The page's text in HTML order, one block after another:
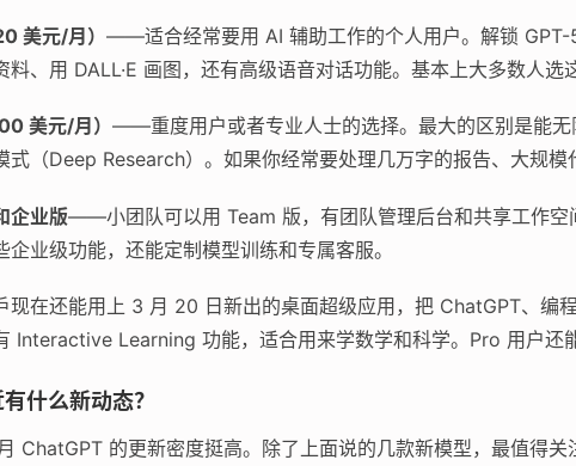
美元/月） ——适合经常要用 AI 辅助工作的个人用户。解锁 GPT-
料、用 DALL·E 画图，还有高级语音对话功能。基本上大多数人选
美元/月） ——重度用户或者专业人士的选择。最大的区别是能
式（Deep Research）。如果你经常要处理几万字的报告、大规模
企业版——小团队可以用 Team 版，有团队管理后台和共享工作
企业级功能，还能定制模型训练和专属客服。
现在还能用上 3 月 20 日新出的桌面超级应用，把 ChatGPT、
Interactive Learning 功能，适合用来学数学和科学。Pro 用户还
什么新动态？
ChatGPT 的更新密度挺高。除了上面说的几款新模型，最值得